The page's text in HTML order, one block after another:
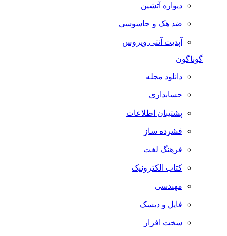
دیواره آتشین
ضد هک و جاسوسی
آپدیت آنتی ویروس
گوناگون
دانلود مجله
حسابداری
پشتیبان اطلاعات
فشرده ساز
فرهنگ لغت
کتاب الکترونیک
مهندسی
فایل و دیسک
سخت افزار